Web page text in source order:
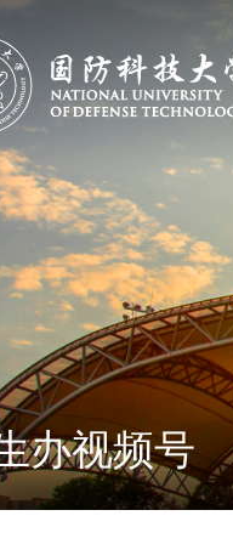
办视频号